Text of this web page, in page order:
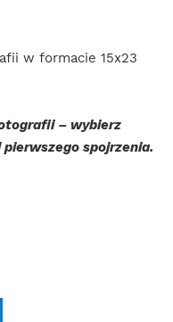
w formacie 15x23
– wybierz
spojrzenia.